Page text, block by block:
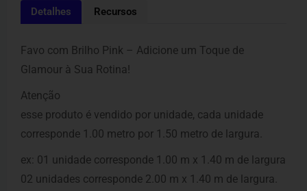
Detalhes Recursos
Favo com Brilho Pink – Adicione um Toque de
Glamour à Sua Rotina!
Atenção
esse produto é vendido por unidade, cada unidade
corresponde 1.00 metro por 1.50 metro de largura.
ex: 01 unidade corresponde 1.00 m x 1.40 m de largura
02 unidades corresponde 2.00 m x 1.40 m de largura.